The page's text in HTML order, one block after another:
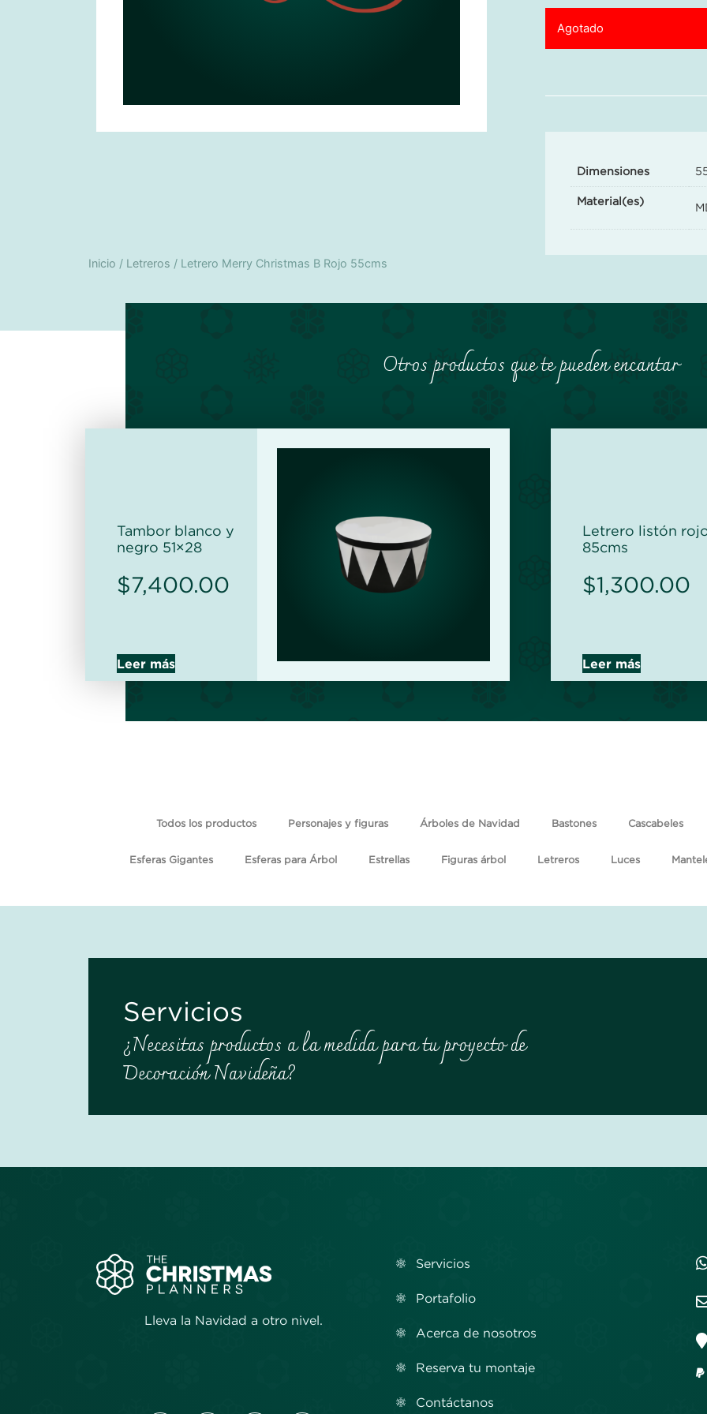
Agotado
Dimensiones
Material(es)
Inicio / Letreros / Letrero Merry Christmas B Rojo 55cms
Otros productos que te pueden encantar
Tambor blanco y
negro 51×28
$7,400.00
Leer más
Letrero listón
85cms
$1,300.00
Leer más
Todos los productos Personajes y figuras Árboles de Navidad Bastones Cascabeles
Esferas Gigantes Esferas para Árbol Estrellas Figuras árbol Letreros Luces
Servicios
¿Necesitas productos a la medida para tu proyecto de
Decoración Navideña?
Lleva la Navidad a otro nivel.
Servicios
Portafolio
Acerca de nosotros
Reserva tu montaje
Contáctanos